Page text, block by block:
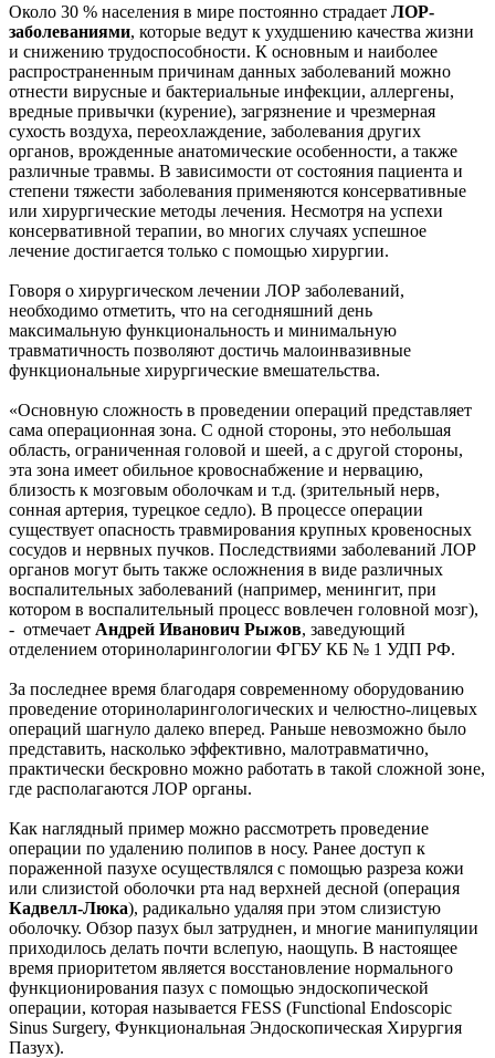
Около 30 % населения в мире постоянно страдает ЛОР-
заболеваниями, которые ведут к ухудшению качества жизни
и снижению трудоспособности. К основным и наиболее
распространенным причинам данных заболеваний можно
отнести вирусные и бактериальные инфекции, аллергены,
вредные привычки (курение), загрязнение и чрезмерная
сухость воздуха, переохлаждение, заболевания других
органов, врожденные анатомические особенности, а также
различные травмы. В зависимости от состояния пациента и
степени тяжести заболевания применяются консервативные
или хирургические методы лечения. Несмотря на успехи
консервативной терапии, во многих случаях успешное
лечение достигается только с помощью хирургии.
Говоря о хирургическом лечении ЛОР заболеваний,
необходимо отметить, что на сегодняшний день
максимальную функциональность и минимальную
травматичность позволяют достичь малоинвазивные
функциональные хирургические вмешательства.
«Основную сложность в проведении операций представляет
сама операционная зона. С одной стороны, это небольшая
область, ограниченная головой и шеей, а с другой стороны,
эта зона имеет обильное кровоснабжение и нервацию,
близость к мозговым оболочкам и т.д. (зрительный нерв,
сонная артерия, турецкое седло). В процессе операции
существует опасность травмирования крупных кровеносных
сосудов и нервных пучков. Последствиями заболеваний ЛОР
органов могут быть также осложнения в виде различных
воспалительных заболеваний (например, менингит, при
котором в воспалительный процесс вовлечен головной мозг),
- отмечает Андрей Иванович Рыжов, заведующий
отделением оториноларингологии ФГБУ КБ № 1 УДП РФ.
За последнее время благодаря современному оборудованию
проведение оториноларингологических и челюстно-лицевых
операций шагнуло далеко вперед. Раньше невозможно было
представить, насколько эффективно, малотравматично,
практически бескровно можно работать в такой сложной зоне,
где располагаются ЛОР органы.
Как наглядный пример можно рассмотреть проведение
операции по удалению полипов в носу. Ранее доступ к
пораженной пазухе осуществлялся с помощью разреза кожи
или слизистой оболочки рта над верхней десной (операция
Кадвелл-Люка), радикально удаляя при этом слизистую
оболочку. Обзор пазух был затруднен, и многие манипуляции
приходилось делать почти вслепую, наощупь. В настоящее
время приоритетом является восстановление нормального
функционирования пазух с помощью эндоскопической
операции, которая называется FESS (Functional Endoscopic
Sinus Surgery, Функциональная Эндоскопическая Хирургия
Пазух).